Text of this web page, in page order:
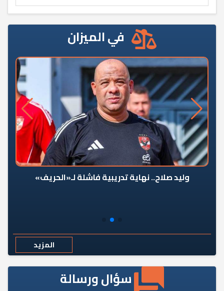
في الميزان
وليد صلاح.. نهاية تدريبية فاشلة لـ«الحريف»
المزيد
سؤال ورسالة